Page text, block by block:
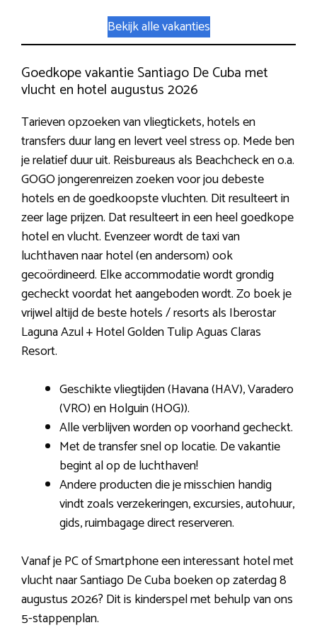
Bekijk alle vakanties
Goedkope vakantie Santiago De Cuba met
vlucht en hotel augustus 2026
Tarieven opzoeken van vliegtickets, hotels en
transfers duur lang en levert veel stress op. Mede ben
je relatief duur uit. Reisbureaus als Beachcheck en o.a.
GOGO jongerenreizen zoeken voor jou debeste
hotels en de goedkoopste vluchten. Dit resulteert in
zeer lage prijzen. Dat resulteert in een heel goedkope
hotel en vlucht. Evenzeer wordt de taxi van
luchthaven naar hotel (en andersom) ook
gecoördineerd. Elke accommodatie wordt grondig
gecheckt voordat het aangeboden wordt. Zo boek je
vrijwel altijd de beste hotels / resorts als Iberostar
Laguna Azul + Hotel Golden Tulip Aguas Claras
Resort.
Geschikte vliegtijden (Havana (HAV), Varadero
(VRO) en Holguin (HOG)).
Alle verblijven worden op voorhand gecheckt.
Met de transfer snel op locatie. De vakantie
begint al op de luchthaven!
Andere producten die je misschien handig
vindt zoals verzekeringen, excursies, autohuur,
gids, ruimbagage direct reserveren.
Vanaf je PC of Smartphone een interessant hotel met
vlucht naar Santiago De Cuba boeken op zaterdag 8
augustus 2026? Dit is kinderspel met behulp van ons
5-stappenplan.